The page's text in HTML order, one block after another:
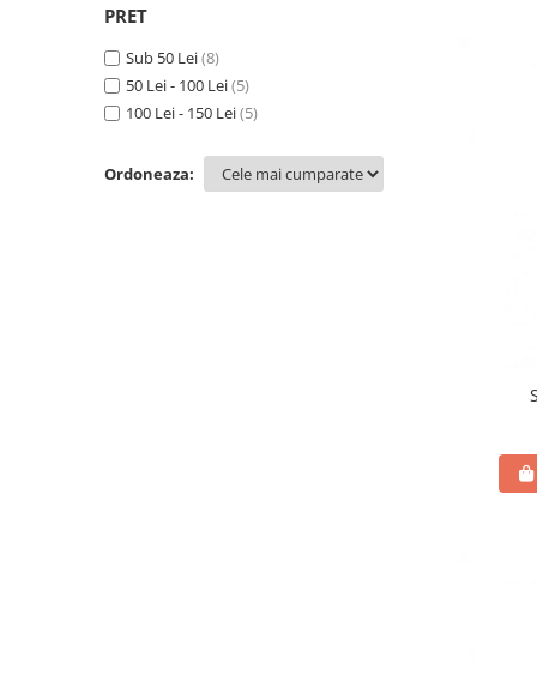
PRET
Sub 50 Lei(8)
50 Lei - 100 Lei(5)
100 Lei - 150 Lei(5)
Ordoneaza: